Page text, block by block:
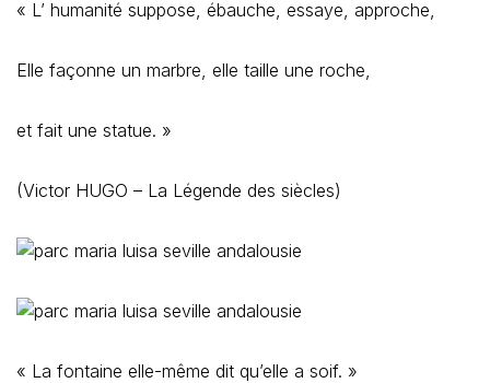
« L’ humanité suppose, ébauche, essaye, approche,
Elle façonne un marbre, elle taille une roche,
et fait une statue. »
(Victor HUGO – La Légende des siècles)
« La fontaine elle-même dit qu’elle a soif. »